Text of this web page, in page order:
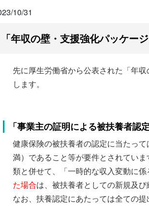
10/31
「年収の壁・支援強化パッケー
先に厚生労働省から公表された「年
します。
「事業主の証明による被扶養者認
健康保険の被扶養者の認定に当たっ
満）であること等が要件とされていま
類と併せて、「一時的な収入変動に
た場合は、被扶養者としての新規及び
なお、扶養認定にあたっては全ての